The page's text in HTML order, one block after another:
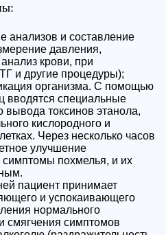
анализов и составление
давления,
крови, при
и другие процедуры);
организма. С помощью
вводятся специальные
вывода токсинов этанола,
кислородного и
Через несколько часов
улучшение
симптомы похмелья, и их
пациент принимает
и успокаивающего
нормального
смягчения симптомов